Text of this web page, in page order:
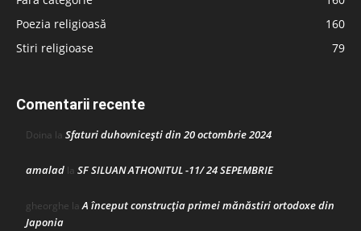
Poezia religioasă
160
Stiri religioase
79
Comentarii recente
Doina la Sfaturi duhovnicești din 20 octombrie 2024
amalad la SF SILUAN ATHONITUL -11/ 24 SEPEMBRIE
gheorghe laA început construcţia primei mănăstiri ortodoxe din
Japonia